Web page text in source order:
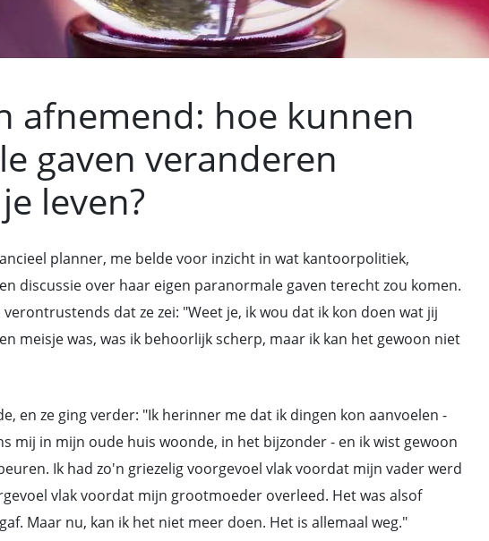
afnemend: hoe kunnen
gaven veranderen
leven?
planner, me belde voor inzicht in wat kantoorpolitiek,
discussie over haar eigen paranormale gaven terecht zou komen.
dat ze zei: "Weet je, ik wou dat ik kon doen wat jij
meisje was, was ik behoorlijk scherp, maar ik kan het gewoon niet
en ze ging verder: "Ik herinner me dat ik dingen kon aanvoelen -
mij in mijn oude huis woonde, in het bijzonder - en ik wist gewoon
Ik had zo'n griezelig voorgevoel vlak voordat mijn vader werd
vlak voordat mijn grootmoeder overleed. Het was alsof
Maar nu, kan ik het niet meer doen. Het is allemaal weg."